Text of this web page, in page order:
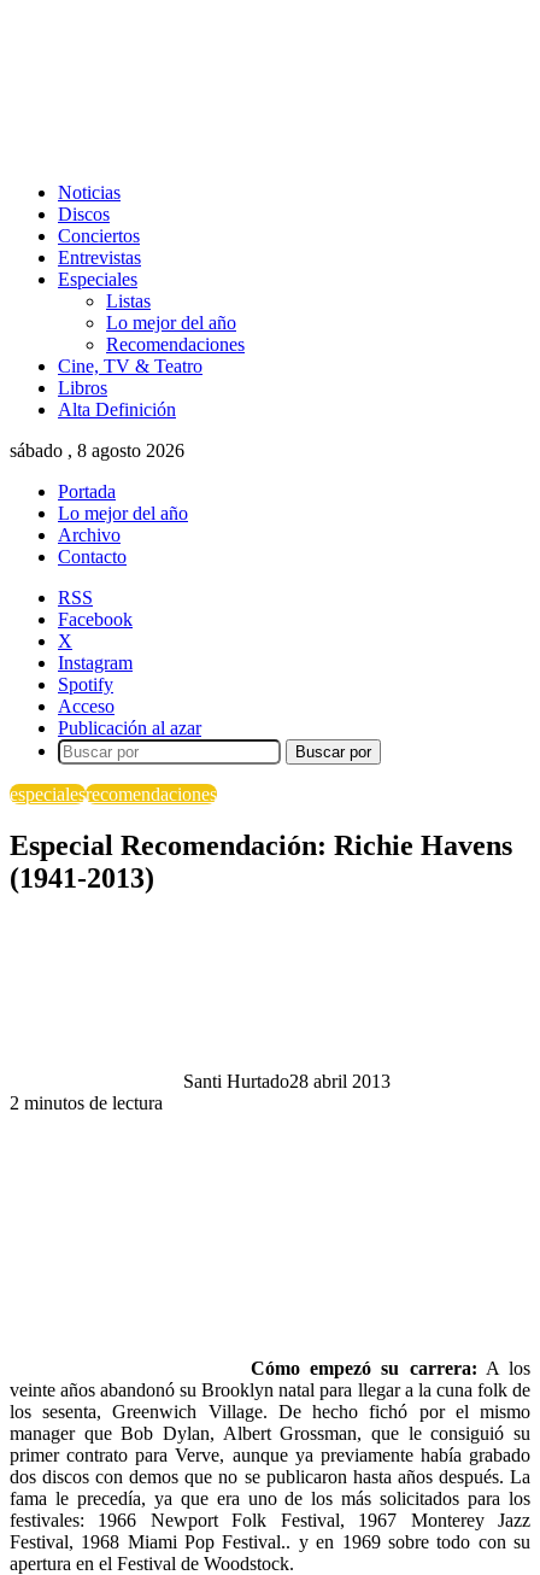
Noticias
Discos
Conciertos
Entrevistas
Especiales
Listas
Lo mejor del año
Recomendaciones
Cine, TV & Teatro
Libros
Alta Definición
sábado , 8 agosto 2026
Portada
Lo mejor del año
Archivo
Contacto
RSS
Facebook
X
Instagram
Spotify
Acceso
Publicación al azar
Buscar por
especialesrecomendaciones
Especial Recomendación: Richie Havens
(1941-2013)
Santi Hurtado28 abril 2013
2 minutos de lectura
Cómo empezó su carrera: A los
veinte años abandonó su Brooklyn natal para llegar a la cuna folk de
los sesenta, Greenwich Village. De hecho fichó por el mismo
manager que Bob Dylan, Albert Grossman, que le consiguió su
primer contrato para Verve, aunque ya previamente había grabado
dos discos con demos que no se publicaron hasta años después. La
fama le precedía, ya que era uno de los más solicitados para los
festivales: 1966 Newport Folk Festival, 1967 Monterey Jazz
Festival, 1968 Miami Pop Festival.. y en 1969 sobre todo con su
apertura en el Festival de Woodstock.